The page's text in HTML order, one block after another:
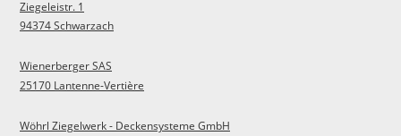
Ziegeleistr. 1
94374 Schwarzach
Wienerberger SAS
25170 Lantenne-Vertière
Wöhrl Ziegelwerk - Deckensysteme GmbH